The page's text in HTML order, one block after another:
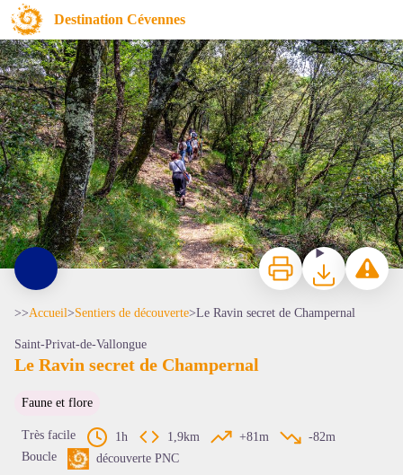
Destination Cévennes
Le Ravin secret de Champernal
Sur la voie verte - © Olivier Prohin
ImprimerTéléchargerSignaler
>>Accueil>Sentiers de découverte>Le Ravin secret de Champernal
Saint-Privat-de-Vallongue
Le Ravin secret de Champernal
Faune et flore
Très facile 1h 1,9km +81m
-82m
Boucle
découverte PNC